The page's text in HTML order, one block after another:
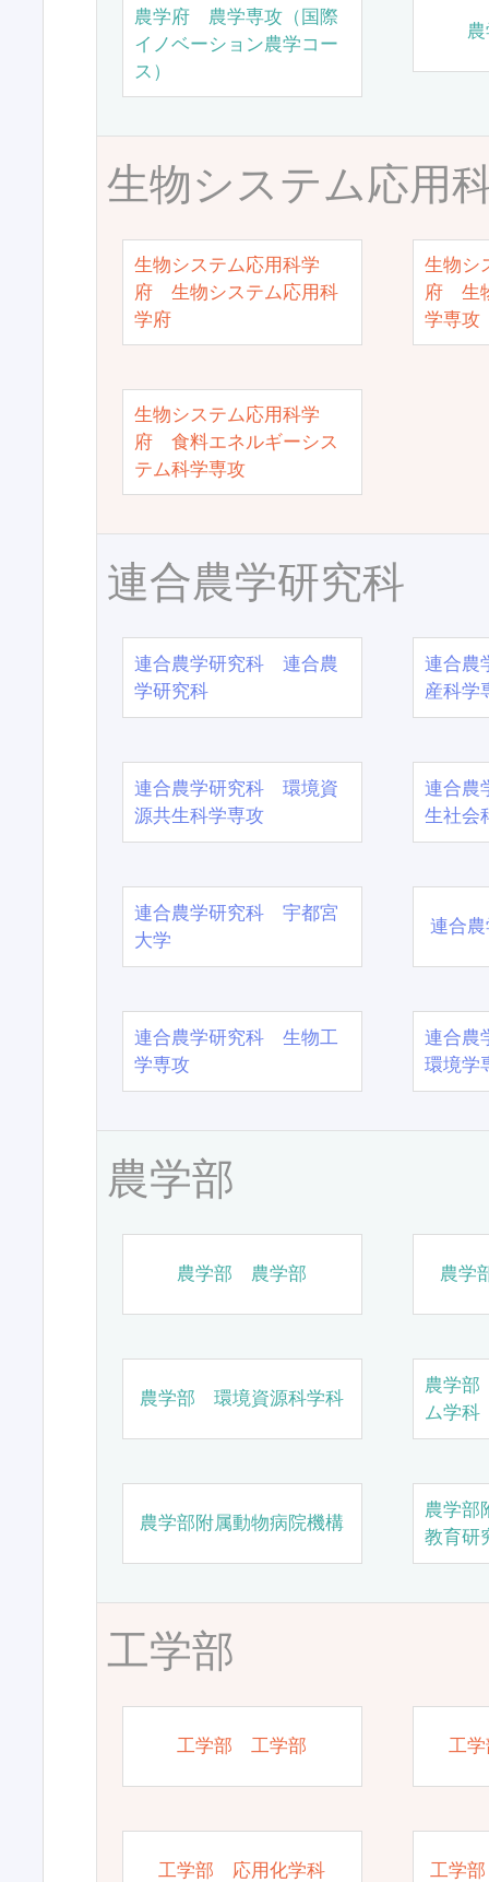
農学府 農学専攻（国際
イノベーション農学コー
ス）
生物システム応用
生物システム応用科学
府 生物システム応用科
学府
生物シ
府 生
学専攻
生物システム応用科学
府 食料エネルギーシス
テム科学専攻
連合農学研究科
連合農学研究科 連合農
学研究科
連合農
産科学
連合農学研究科 環境資
源共生科学専攻
連合農
生社会
連合農学研究科 宇都宮
大学
連合
連合農学研究科 生物工
学専攻
連合農
環境学
農学部
農学部 農学部 農学
農学部 環境資源科学科
農学
ム学科
農学部附属動物病院機構
農学部
教育研
工学部
工学部 工学部 工
工学部 応用化学科 工学